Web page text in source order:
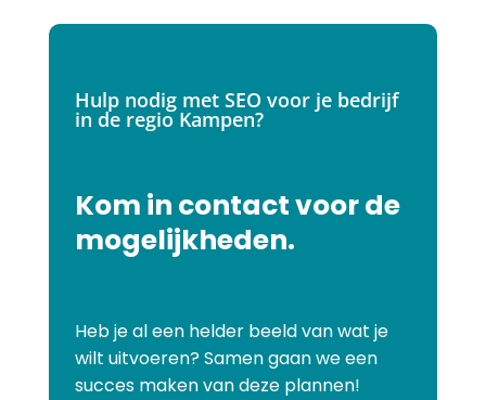
Hulp nodig met SEO voor je bedrijf
in de regio Kampen?
Kom in contact voor de
mogelijkheden.
Heb je al een helder beeld van wat je
wilt uitvoeren? Samen gaan we een
succes maken van deze plannen!